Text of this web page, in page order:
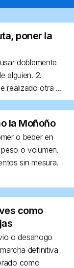
poner la
doblemente
alguien. 2.
realizado otra ...
la Moñoño
o beber en
o volumen.
sin mesura.
como
o desahogo
definitiva
como